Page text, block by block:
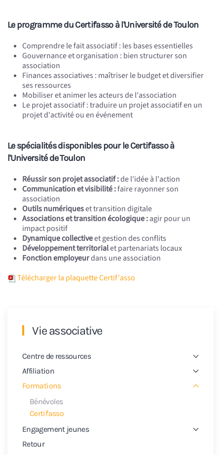
Le programme du Certif'asso à l'Université de Toulon
Comprendre le fait associatif : les bases essentielles
Gouvernance et organisation : bien structurer son
association
Finances associatives : maîtriser le budget et diversifier
ses ressources
Mobiliser et animer les acteurs de l'association
Le projet associatif : traduire un projet associatif en un
projet d'activité ou en événement
Le spécialités disponibles pour le Certif'asso à
l'Université de Toulon
Réussir son projet associatif :de l'idée à l'action
Communication et visibilité :faire rayonner son
association
Outils numériqueset transition digitale
Associations et transition écologique :agir pour un
impact positif
Dynamique collectiveet gestion des conflits
Développement territorialet partenariats locaux
Fonction employeurdans une association
Télécharger la plaquette Certif'asso
Vie associative
Centre de ressources
Affiliation
Formations
Bénévoles
Certif'asso
Engagement jeunes
Retour